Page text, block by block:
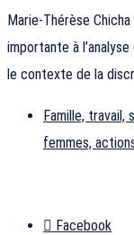
Marie-Thérèse
importante à
le contexte de la
Famille, travail,
femmes,
Facebook